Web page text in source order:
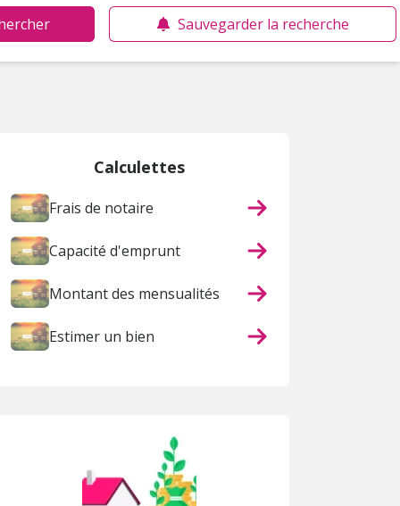
Sauvegarder la recherche
Calculettes
Frais de notaire
Capacité d'emprunt
Montant des mensualités
Estimer un bien